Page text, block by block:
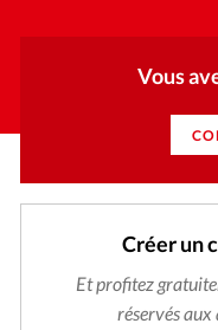
Vous
Créer un
Et profitez
réservés aux